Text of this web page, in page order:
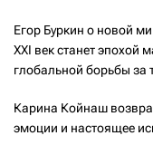
Егор Буркин о новой
XXI век станет эпохой
глобальной борьбы за
Карина Койнаш
эмоции и настоящее